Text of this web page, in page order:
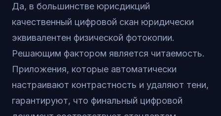
Да, в большинстве юрисдикций
качественный цифровой скан юридически
эквивалентен физической фотокопии.
Решающим фактором является читаемость.
Приложения, которые автоматически
настраивают контрастность и удаляют тени,
гарантируют, что финальный цифровой